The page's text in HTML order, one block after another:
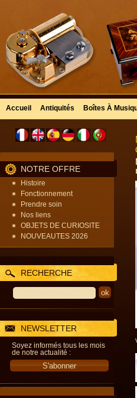
Accueil Antiquités Boîtes À
NOTRE OFFRE
Histoire
Fonctionnement
Prendre soin
Nos liens
OBJETS DE CURIOSITE
NOUVEAUTES 2026
RECHERCHE
NEWSLETTER
Soyez informés tous les mois
de notre actualité :